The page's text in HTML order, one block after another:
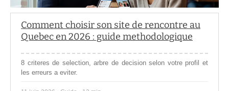
Comment choisir son site de rencontre au
Quebec en 2026 : guide methodologique
8 criteres de selection, arbre de decision selon votre profil et
les erreurs a eviter.